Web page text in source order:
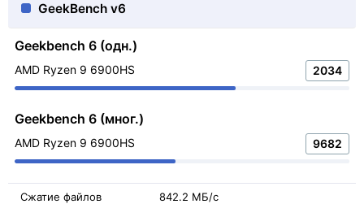
GeekBench v6
Geekbench 6 (одн.)
AMD Ryzen 9 6900HS 2034
Geekbench 6 (мног.)
AMD Ryzen 9 6900HS 9682
Сжатие файлов 842.2 МБ/с